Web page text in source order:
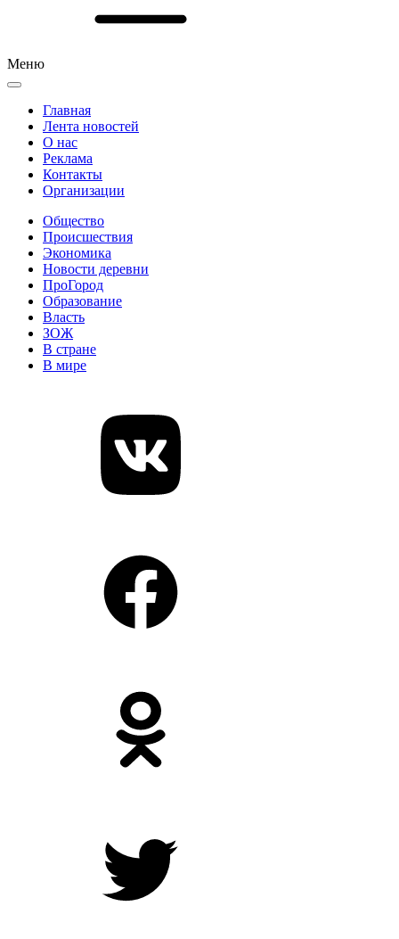
Меню
Главная
Лента новостей
О нас
Реклама
Контакты
Организации
Общество
Происшествия
Экономика
Новости деревни
ПроГород
Образование
Власть
ЗОЖ
В стране
В мире